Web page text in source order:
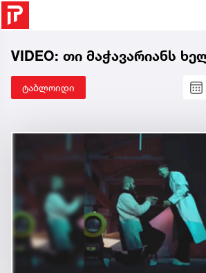
VIDEO: თი მაჭავარიანს
ტაბლოიდი